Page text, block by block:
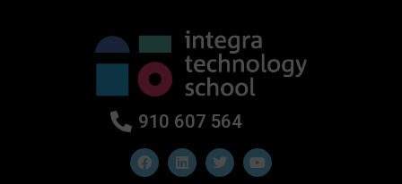
910 607 564